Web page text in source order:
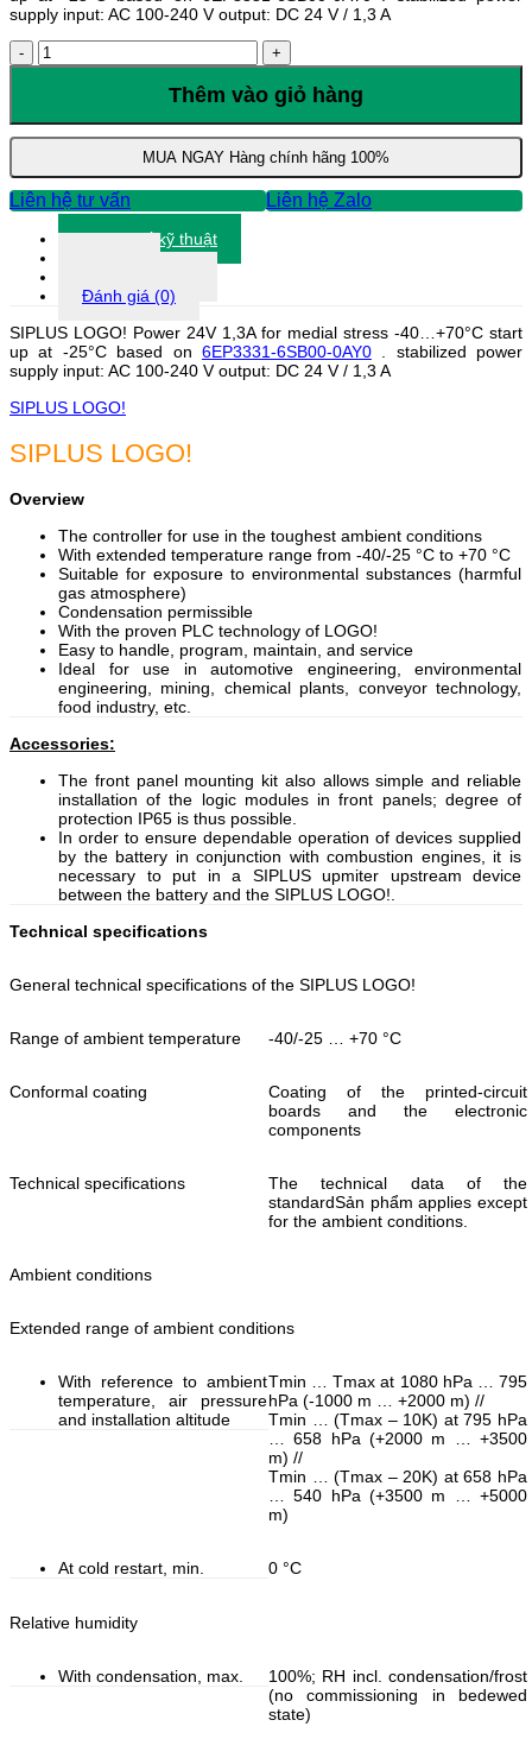
supply input: AC 100-240 V output: DC 24 V / 1,3 A
6AG1331-
6SB00-
lượng
Thêm vào giỏ hàng
MUA NGAY Hàng chính hãng 100%
Liên hệ tư vấn Liên hệ Zalo
Thông số kỹ thuật
Đánh giá (0)
SIPLUS LOGO! Power 24V 1,3A for medial stress -40…+70°C start
up at -25°C based on 6EP3331-6SB00-0AY0. stabilized power
supply input: AC 100-240 V output: DC 24 V / 1,3 A
SIPLUS LOGO!
SIPLUS LOGO!
Overview
The controller for use in the toughest ambient conditions
With extended temperature range from -40/-25 °C to +70 °C
Suitable for exposure to environmental substances (harmful
gas atmosphere)
Condensation permissible
With the proven PLC technology of LOGO!
Easy to handle, program, maintain, and service
Ideal for use in automotive engineering, environmental
engineering, mining, chemical plants, conveyor technology,
food industry, etc.
Accessories:
The front panel mounting kit also allows simple and reliable
installation of the logic modules in front panels; degree of
protection IP65 is thus possible.
In order to ensure dependable operation of devices supplied
by the battery in conjunction with combustion engines, it is
necessary to put in a SIPLUS upmiter upstream device
between the battery and the SIPLUS LOGO!.
Technical specifications
General technical specifications of the SIPLUS LOGO!
Range of ambient temperature -40/-25 … +70 °C
Conformal coating
Coating of the printed-circuit
boards and the electronic
components
Technical specifications
The technical data of the
standardSản phẩm applies except
for the ambient conditions.
Ambient conditions
Extended range of ambient conditions
With reference to ambient
temperature, air pressure
and installation altitude
Tmin … Tmax at 1080 hPa … 795
hPa (-1000 m … +2000 m) //
Tmin … (Tmax – 10K) at 795 hPa
… 658 hPa (+2000 m … +3500
m) //
Tmin … (Tmax – 20K) at 658 hPa
… 540 hPa (+3500 m … +5000
m)
At cold restart, min. 0 °C
Relative humidity
With condensation, max.
100%; RH incl. condensation/frost
(no commissioning in bedewed
state)